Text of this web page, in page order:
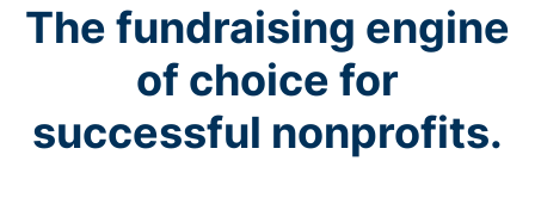
The fundraising engine
of choice for
successful nonprofits.